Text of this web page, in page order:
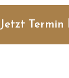
Jetzt Termin